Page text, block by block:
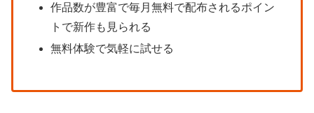
作品数が豊富で毎月無料で配布されるポイン
トで新作も見られる
無料体験で気軽に試せる